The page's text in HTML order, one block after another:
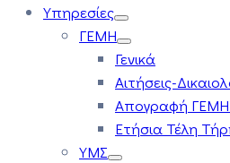
Υπηρεσίες
ΓΕΜΗ
Γενικά
Αιτήσεις-
Απογραφή
Ετήσια Τέλη
ΥΜΣ